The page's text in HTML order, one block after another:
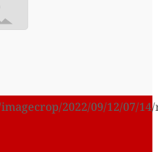
2022/09/12/07/14/